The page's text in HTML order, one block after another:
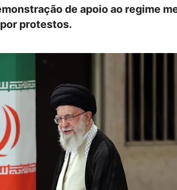
de apoio ao regime
protestos.